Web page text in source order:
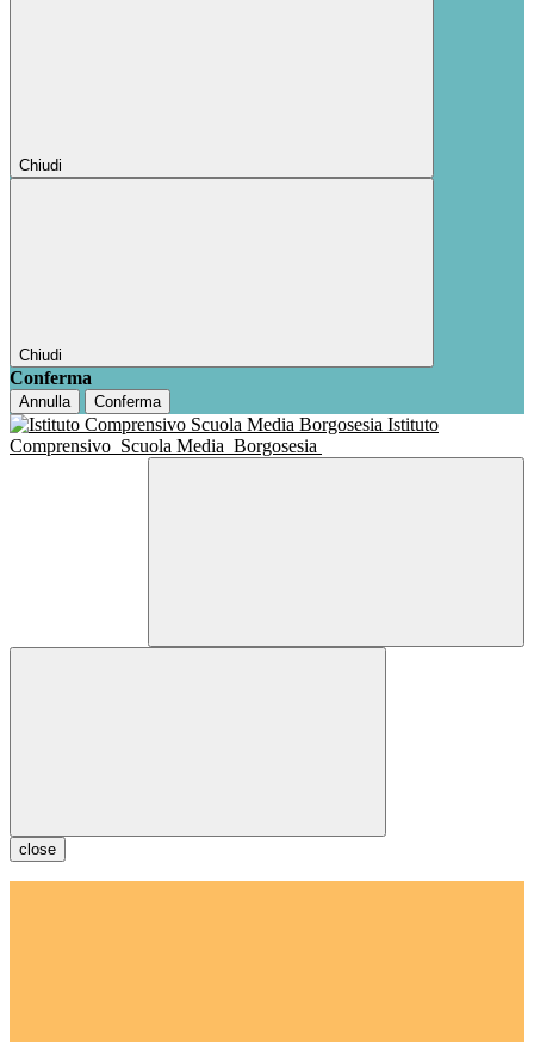
Chiudi
Chiudi
Conferma
Annulla Conferma
Istituto
Comprensivo Scuola Media Borgosesia
close